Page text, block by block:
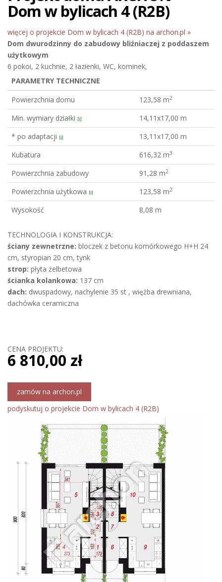
Dom w bylicach 4 (R2B)
więcej o projekcie Dom w bylicach 4 (R2B) na archon.pl »
Dom dwurodzinny do zabudowy bliźniaczej z poddaszem
użytkowym
6 pokoi, 2 kuchnie, 2 łazienki, WC, kominek,
PARAMETRY TECHNICZNE
Powierzchnia domu
123,58 m2
Min. wymiary działki [i]
14,11x17,00 m
* po adaptacji [i]
13,11x17,00 m
Kubatura
616,32 m3
Powierzchnia zabudowy 91,28 m2
Powierzchnia użytkowa [i] 123,58 m2
Wysokość 8,08 m
TECHNOLOGIA I KONSTRUKCJA:
ściany zewnetrzne: bloczek z betonu komórkowego H+H 24
cm, styropian 20 cm, tynk
strop: płyta żelbetowa
ścianka kolankowa: 137 cm
dach: dwuspadowy, nachylenie 35 st , więźba drewniana,
dachówka ceramiczna
CENA PROJEKTU:
6 810,00 zł
zamów na archon.pl
podyskutuj o projekcie Dom w bylicach 4 (R2B)